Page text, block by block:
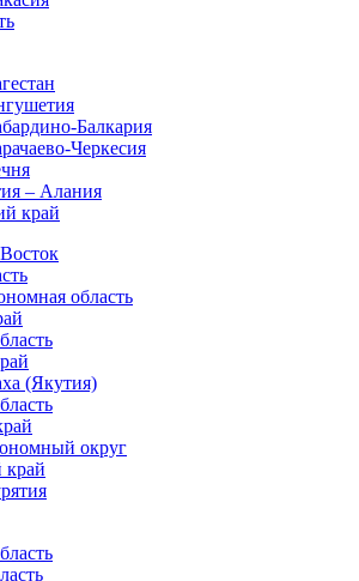
Балкария
Черкесия
– Алания
край
область
(Якутия)
округ
край